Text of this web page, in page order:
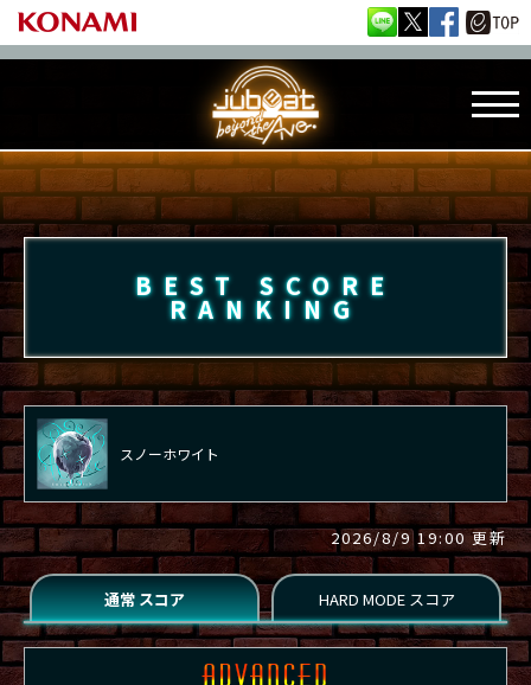
BEST SCORE
RANKING
スノーホワイト
2026/8/9 19:00 更新